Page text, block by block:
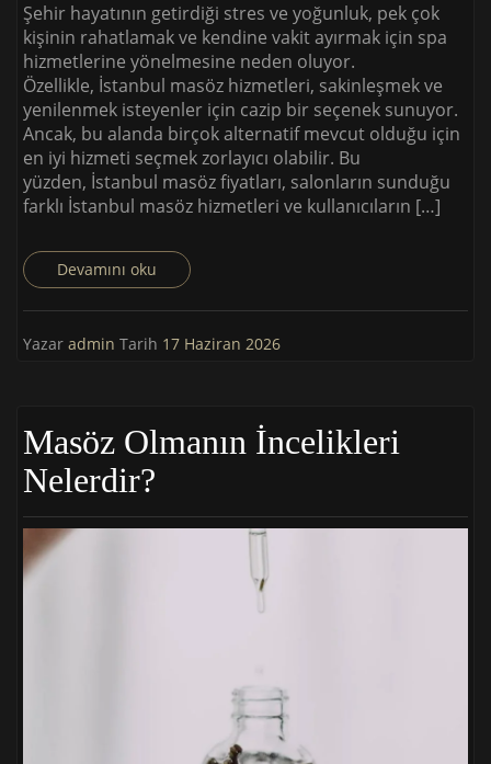
Şehir hayatının getirdiği stres ve yoğunluk, pek çok
kişinin rahatlamak ve kendine vakit ayırmak için spa
hizmetlerine yönelmesine neden oluyor.
Özellikle, İstanbul masöz hizmetleri, sakinleşmek ve
yenilenmek isteyenler için cazip bir seçenek sunuyor.
Ancak, bu alanda birçok alternatif mevcut olduğu için
en iyi hizmeti seçmek zorlayıcı olabilir. Bu
yüzden, İstanbul masöz fiyatları, salonların sunduğu
farklı İstanbul masöz hizmetleri ve kullanıcıların […]
Devamını oku
Yazar admin Tarih 17 Haziran 2026
Masöz Olmanın İncelikleri
Nelerdir?